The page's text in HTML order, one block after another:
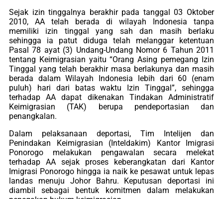
Sejak izin tinggalnya berakhir pada tanggal 03 Oktober
2010, AA telah berada di wilayah Indonesia tanpa
memiliki izin tinggal yang sah dan masih berlaku
sehingga ia patut diduga telah melanggar ketentuan
Pasal 78 ayat (3) Undang-Undang Nomor 6 Tahun 2011
tentang Keimigrasian yaitu “Orang Asing pemegang Izin
Tinggal yang telah berakhir masa berlakunya dan masih
berada dalam Wilayah Indonesia lebih dari 60 (enam
puluh) hari dari batas waktu Izin Tinggal”, sehingga
terhadap AA dapat dikenakan Tindakan Administratif
Keimigrasian (TAK) berupa pendeportasian dan
penangkalan.
Dalam pelaksanaan deportasi, Tim Intelijen dan
Penindakan Keimigrasian (Inteldakim) Kantor Imigrasi
Ponorogo melakukan pengawalan secara melekat
terhadap AA sejak proses keberangkatan dari Kantor
Imigrasi Ponorogo hingga ia naik ke pesawat untuk lepas
landas menuju Johor Bahru. Keputusan deportasi ini
diambil sebagai bentuk komitmen dalam melakukan